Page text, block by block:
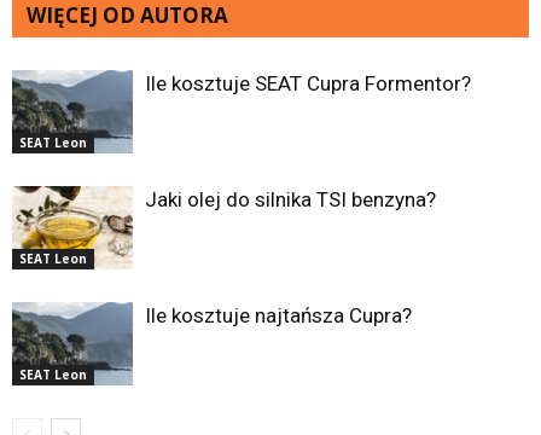
WIĘCEJ OD AUTORA
SEAT Leon
Ile kosztuje SEAT Cupra Formentor?
SEAT Leon
Jaki olej do silnika TSI benzyna?
SEAT Leon
Ile kosztuje najtańsza Cupra?